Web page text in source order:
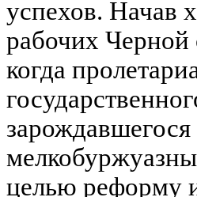
успехов. Начав
рабочих
когда
целью реформу